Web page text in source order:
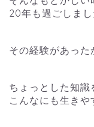
20年も過ごしまし
その経験があった
ちょっとした知
こんなにも生きや